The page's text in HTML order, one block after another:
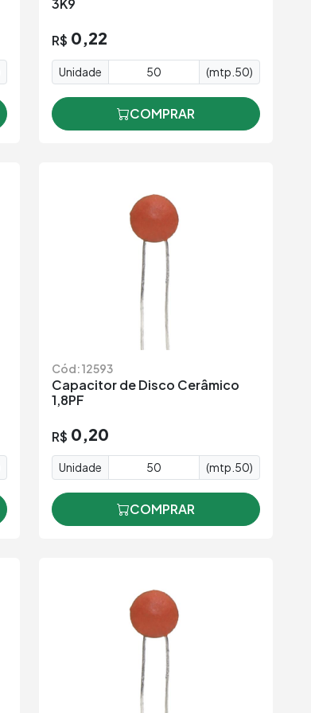
3K9
R$ 0,22
Unidade (mtp.50)
COMPRAR
Cód: 12593
Capacitor de Disco Cerâmico
1,8PF
R$ 0,20
Unidade (mtp.50)
COMPRAR